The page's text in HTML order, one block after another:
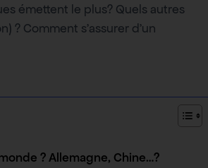
émettent le plus? Quels autres
? Comment s’assurer d’un
? Allemagne, Chine…?